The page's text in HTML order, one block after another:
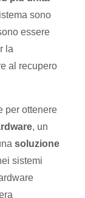
sono
essere
la
al recupero
per ottenere
, un
soluzione
sistemi